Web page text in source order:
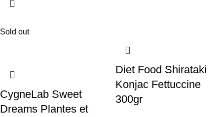
Sold out
CygneLab Sweet
Dreams Plantes et
Diet Food Shirataki
Konjac Fettuccine
300gr